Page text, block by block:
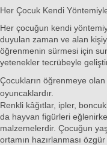
Her Çocuk Kendi
Her çocuğun kendi
duyulan zaman ve alan
öğrenmenin sürmesi için
yetenekler tecrübeyle
Çocukların öğrenmeye
oyuncaklardır.
Renkli kâğıtlar, ipler,
da hayvan figürleri
malzemelerdir. Çocuğun
ortamın hazırlanması